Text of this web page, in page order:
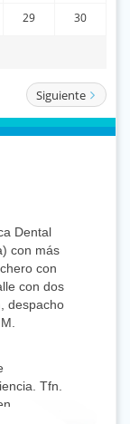
Dental
con más
con
con dos
despacho
Tfn.